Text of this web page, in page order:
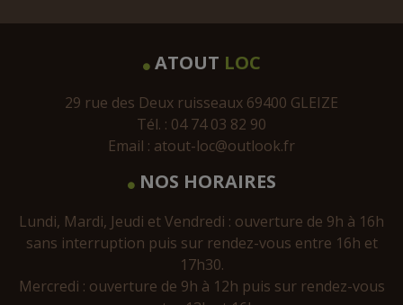
ATOUT LOC
29 rue des Deux ruisseaux 69400 GLEIZE
Tél. : 04 74 03 82 90
Email : atout-loc@outlook.fr
NOS HORAIRES
Lundi, Mardi, Jeudi et Vendredi : ouverture de 9h à 16h
sans interruption puis sur rendez-vous entre 16h et
17h30.
Mercredi : ouverture de 9h à 12h puis sur rendez-vous